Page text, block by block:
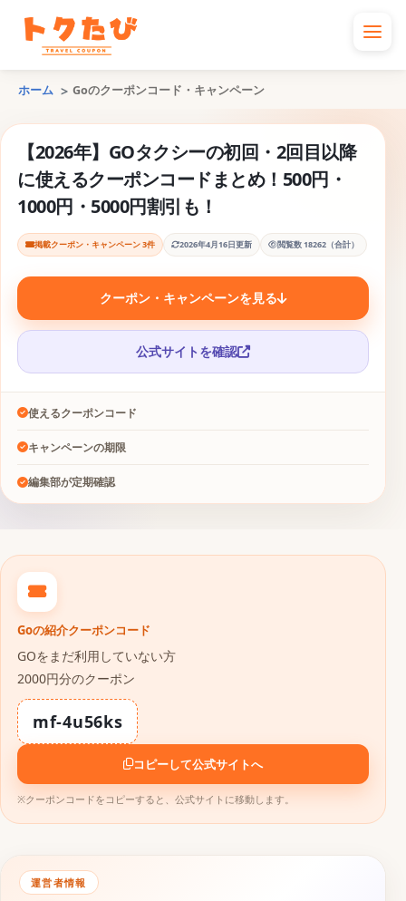
ホーム Goのクーポンコード・キャンペーン
【2026年】GOタクシーの初回・2回目以降
に使えるクーポンコードまとめ！500円・
1000円・5000円割引も！
掲載クーポン・キャンペーン 3件 2026年4月16日更新 閲覧数 18262（合計）
クーポン・キャンペーンを見る
公式サイトを確認
使えるクーポンコード
キャンペーンの期限
編集部が定期確認
Goの紹介クーポンコード
GOをまだ利用していない方
2000円分のクーポン
mf-4u56ks
コピーして公式サイトへ
※クーポンコードをコピーすると、公式サイトに移動します。
運営者情報